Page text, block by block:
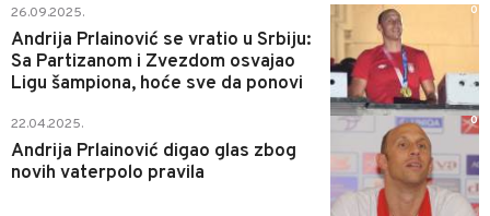
26.09.2025.
Andrija Prlainović se vratio u Srbiju:
Sa Partizanom i Zvezdom osvajao
Ligu šampiona, hoće sve da ponovi
0
22.04.2025.
Andrija Prlainović digao glas zbog
novih vaterpolo pravila
0